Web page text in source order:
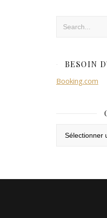
BESOIN
Booking.com